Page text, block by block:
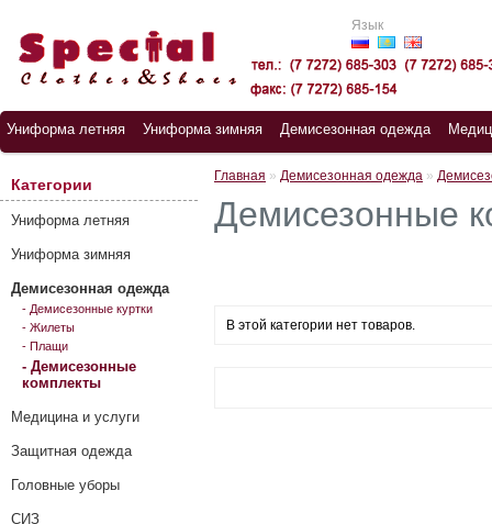
Язык
Униформа летняя Униформа зимняя Демисезонная одежда
Категории
Униформа летняя
Униформа зимняя
Демисезонная одежда
- Демисезонные куртки
- Жилеты
- Плащи
- Демисезонные
комплекты
Медицина и услуги
Защитная одежда
Головные уборы
СИЗ
Главная » Демисезонная одежда »
Демисезонные
В этой категории нет товаров.